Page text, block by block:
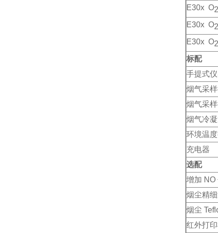
E30x O2
E30x O2
E30x O2
标配
手提式
烟气采
烟气采
烟气冷
环境温
充电器
选配
增加 NO
烟尘精
烟尘
红外打